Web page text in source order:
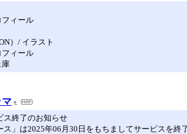
フィール
）/ イラスト
フィール
庫
ス終了のお知らせ
」は2025年06月30日をもちましてサービスを終